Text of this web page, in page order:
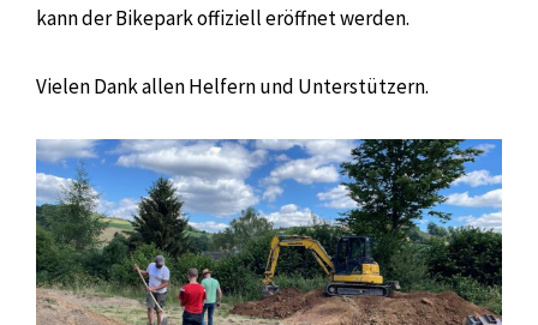
kann der Bikepark offiziell eröffnet werden.
Vielen Dank allen Helfern und Unterstützern.